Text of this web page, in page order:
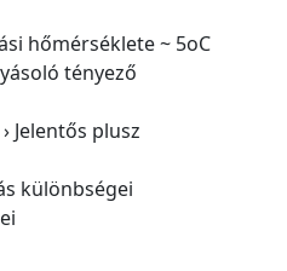
hőmérséklete ~ 5oC
tényező
Jelentős plusz
különbségei